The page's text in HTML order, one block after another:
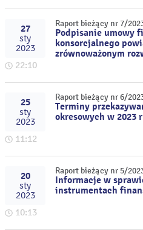
27
sty
2023
22:10
Raport bieżący nr 7/
Podpisanie umowy
konsorcjalnego
zrównoważonym
25
sty
2023
11:12
Raport bieżący nr 6/
Terminy
okresowych w 2023
20
sty
2023
10:13
Raport bieżący nr 5/
Informacje w
instrumentach